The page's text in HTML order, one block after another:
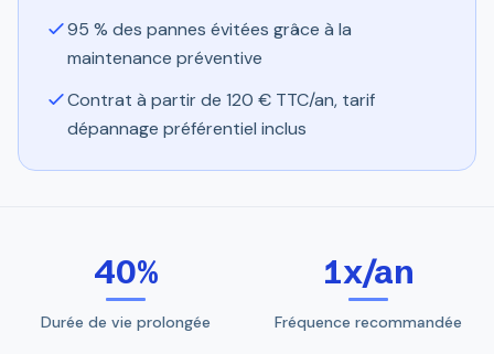
95 % des pannes évitées grâce à la
maintenance préventive
Contrat à partir de 120 € TTC/an, tarif
dépannage préférentiel inclus
40%
Durée de vie prolongée
1x/an
Fréquence recommandée